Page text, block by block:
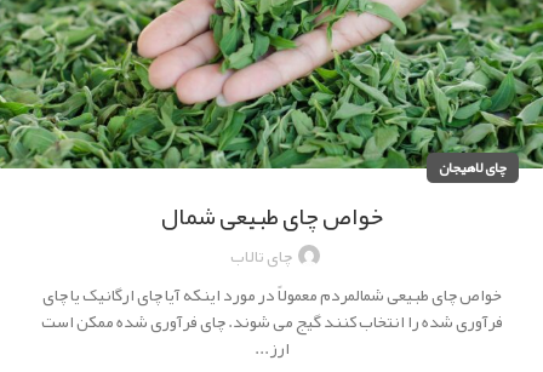
چای لاهیجان
خواص چای طبیعی شمال
چای تالاب
خواص چای طبیعی شمالمردم معمولاً در مورد اینکه آیا چای ارگانیک یا چای
فرآوری شده را انتخاب کنند گیج می شوند. چای فرآوری شده ممکن است
ارز...